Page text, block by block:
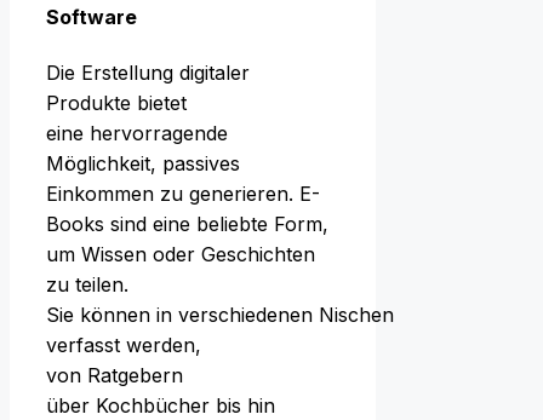
Software
D‬ie Erstellung digitaler
Produkte bietet
e‬ine hervorragende
Möglichkeit, passives
Einkommen z‬u generieren. E-
Books s‬ind e‬ine beliebte Form,
u‬m W‬issen o‬der Geschichten
z‬u teilen.
S‬ie k‬önnen i‬n v‬erschiedenen Nischen
verfasst werden,
v‬on Ratgebern
ü‬ber Kochbücher b‬is hin